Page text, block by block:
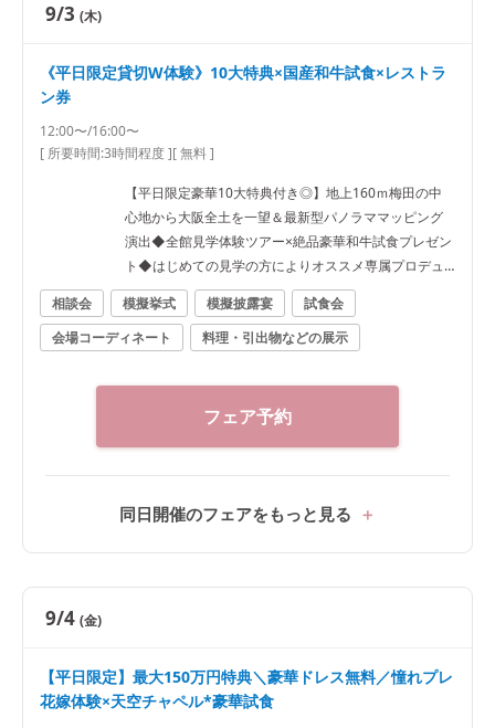
9/3 (木)
《平日限定貸切W体験》10大特典×国産和牛試食×レストラ
ン券
12:00〜/16:00〜
[ 所要時間:3時間程度][ 無料 ]
【平日限定豪華10大特典付き◎】地上160ｍ梅田の中
心地から大阪全土を一望＆最新型パノラママッピング
演出◆全館見学体験ツアー×絶品豪華和牛試食プレゼン
ト◆はじめての見学の方によりオススメ専属プロデュ
ーサー付きフェア★ 【ご試着会について】提携ドレス
ショップにて別途お時間をいただいてのご案内となり
ます。ご希望の際は事前にお問い合わせください。 経
に入りの1着を見つけましょう♪
相談会 模擬挙式 模擬披露宴
試食会
会場コーディネート
料理・引出物などの展示
フェア予約
同日開催のフェアをもっと見る
9/4 (金)
【平日限定】最大150万円特典＼豪華ドレス無料／憧れプレ
花嫁体験×天空チャペル*豪華試食